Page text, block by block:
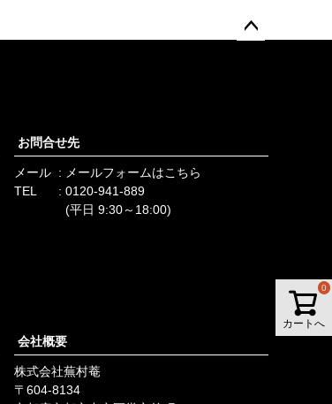
カートへ
0
お問合せ先
メール
メールフォームはこちら
TEL
0120-941-889
(平日 9:30～18:00)
会社概要
株式会社蕪村菴
604-8134